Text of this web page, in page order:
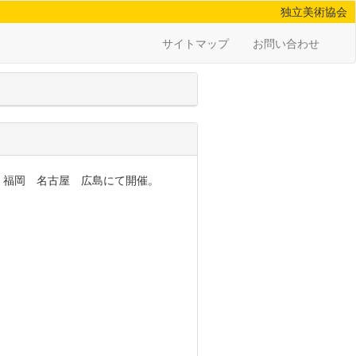
独立美術協会
サイトマップ
お問い合わせ
岡 名古屋 広島にて開催。